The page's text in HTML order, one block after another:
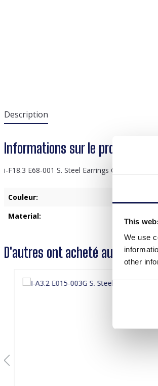
This
We use
other
Description
Informations sur le produit "i-
i-F18.3 E68-001 S. Steel Earrings Glass Flowers
Couleur:
Material:
D'autres ont acheté aussi